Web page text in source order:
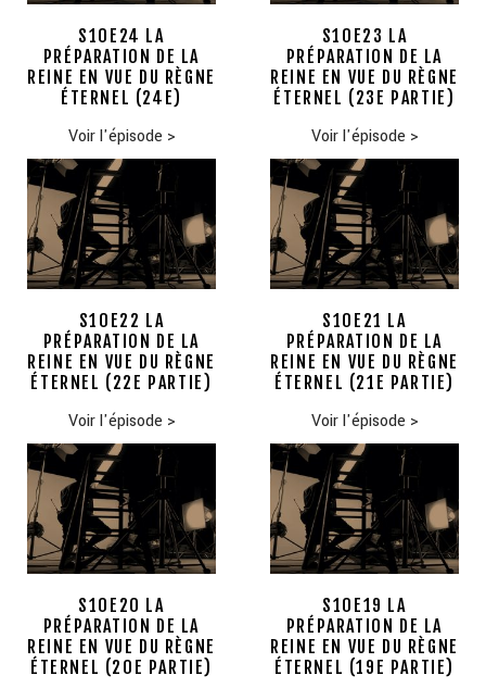
S10E24 LA
PRÉPARATION DE LA
REINE EN VUE DU RÈGNE
ÉTERNEL (24E)
Voir l'épisode >
S10E23 LA
PRÉPARATION DE LA
REINE EN VUE DU RÈGNE
ÉTERNEL (23E PARTIE)
Voir l'épisode >
S10E22 LA
PRÉPARATION DE LA
REINE EN VUE DU RÈGNE
ÉTERNEL (22E PARTIE)
Voir l'épisode >
S10E21 LA
PRÉPARATION DE LA
REINE EN VUE DU RÈGNE
ÉTERNEL (21E PARTIE)
Voir l'épisode >
S10E20 LA
PRÉPARATION DE LA
REINE EN VUE DU RÈGNE
ÉTERNEL (20E PARTIE)
S10E19 LA
PRÉPARATION DE LA
REINE EN VUE DU RÈGNE
ÉTERNEL (19E PARTIE)